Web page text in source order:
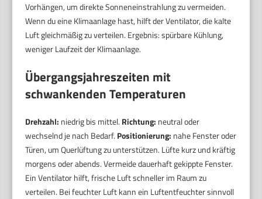
Vorhängen, um direkte Sonneneinstrahlung zu vermeiden.
Wenn du eine Klimaanlage hast, hilft der Ventilator, die kalte
Luft gleichmäßig zu verteilen. Ergebnis: spürbare Kühlung,
weniger Laufzeit der Klimaanlage.
Übergangsjahreszeiten mit
schwankenden Temperaturen
Drehzahl: niedrig bis mittel. Richtung: neutral oder
wechselnd je nach Bedarf. Positionierung: nahe Fenster oder
Türen, um Querlüftung zu unterstützen. Lüfte kurz und kräftig
morgens oder abends. Vermeide dauerhaft gekippte Fenster.
Ein Ventilator hilft, frische Luft schneller im Raum zu
verteilen. Bei feuchter Luft kann ein Luftentfeuchter sinnvoll